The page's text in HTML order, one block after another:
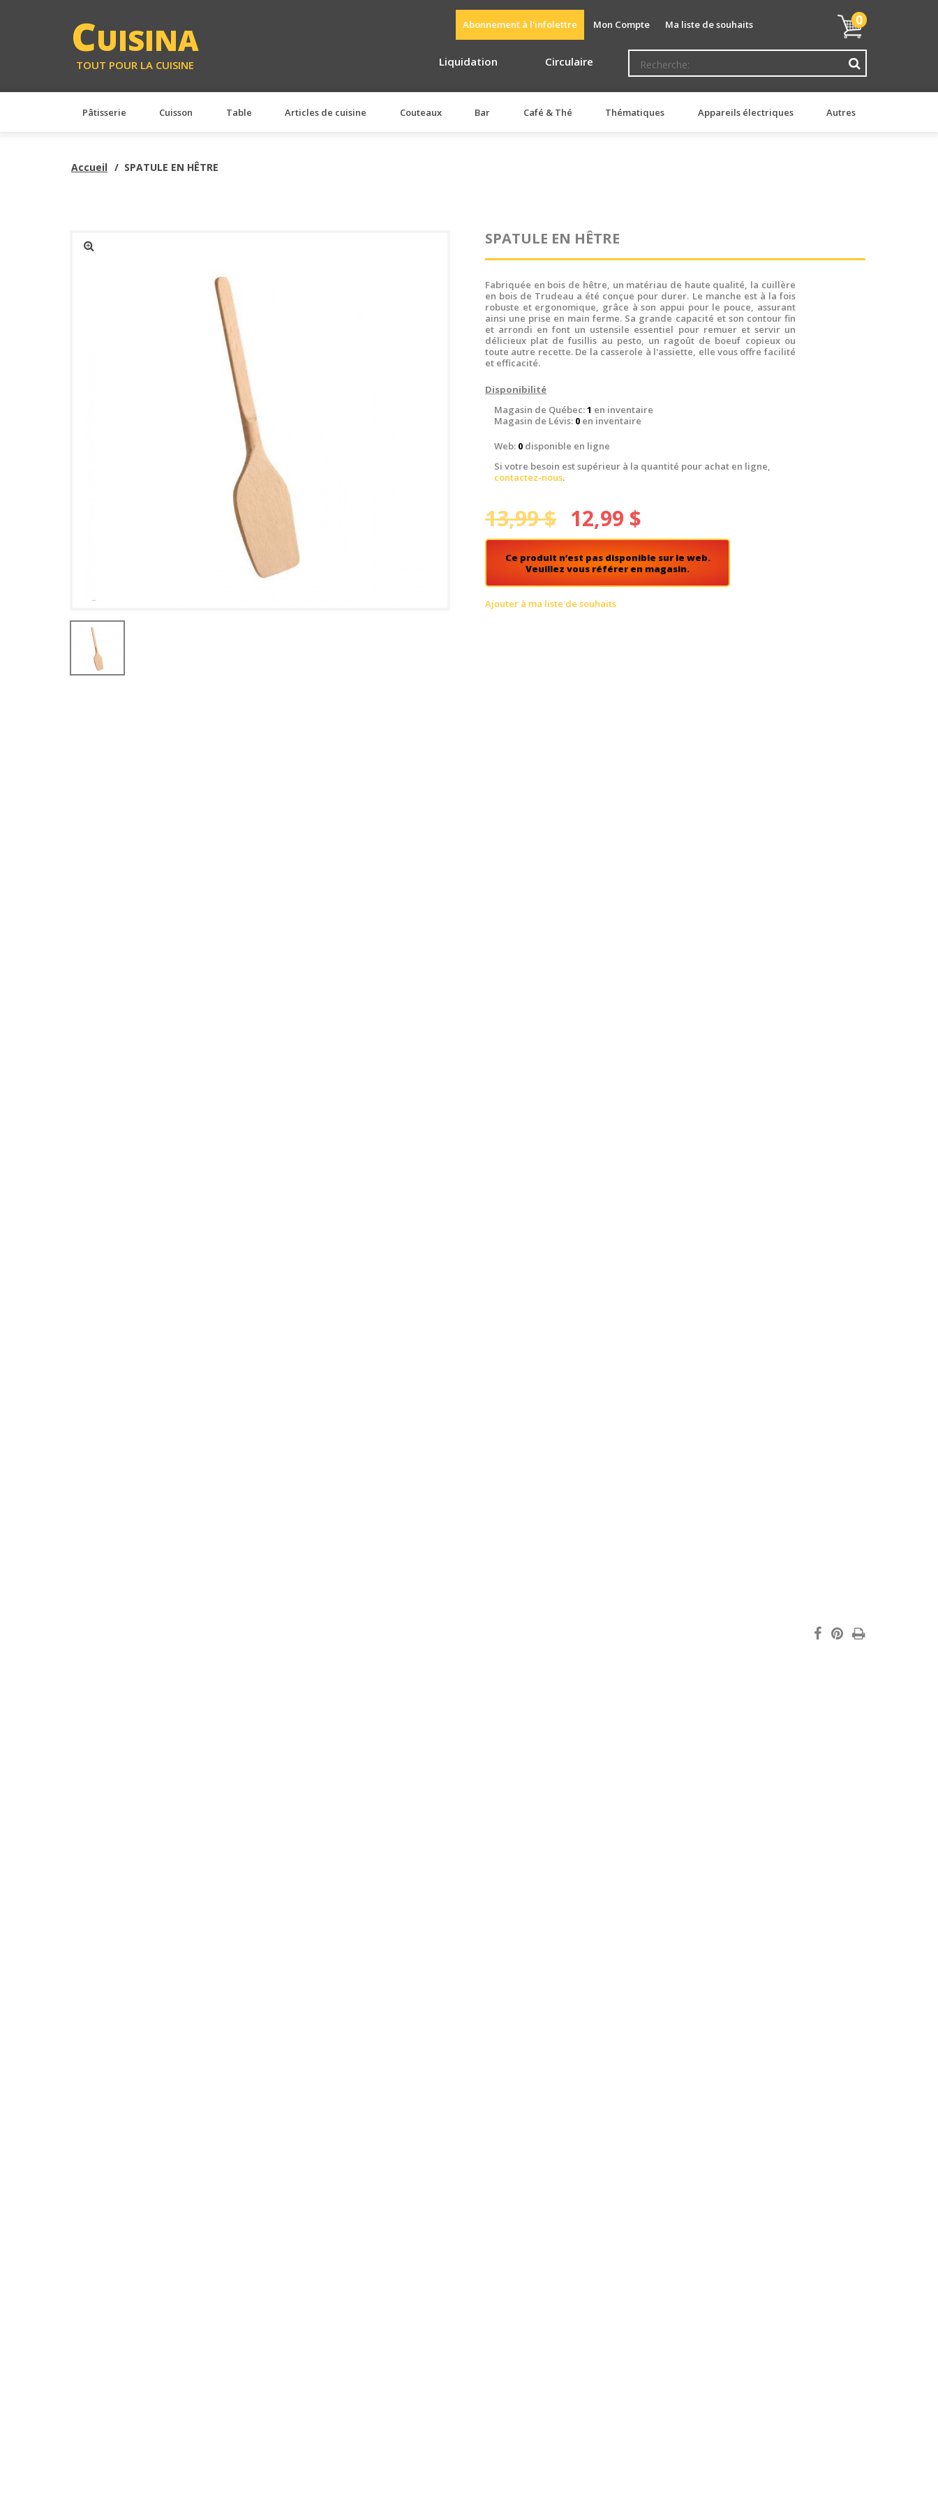
CUISINA
TOUT POUR LA CUISINE
Mon
panier
0
Abonnement à l'infolettre Mon Compte Ma liste de souhaits
Liquidation Circulaire
Pâtisserie Cuisson Table Articles de cuisine Couteaux Bar Café & Thé Thématiques Appareils électriques Autres
Accueil SPATULE EN HÊTRE
SPATULE EN HÊTRE
Fabriquée en bois de hêtre, un matériau de haute qualité, la cuillère
en bois de Trudeau a été conçue pour durer. Le manche est à la fois
robuste et ergonomique, grâce à son appui pour le pouce, assurant
ainsi une prise en main ferme. Sa grande capacité et son contour fin
et arrondi en font un ustensile essentiel pour remuer et servir un
délicieux plat de fusillis au pesto, un ragoût de boeuf copieux ou
toute autre recette. De la casserole à l'assiette, elle vous offre facilité
et efficacité.
Disponibilité
Magasin de Québec:1 en inventaire
Magasin de Lévis: 0 en inventaire
Web: 0 disponible en ligne
Si votre besoin est supérieur à la quantité pour achat en ligne,
contactez-nous.
13,99 $ 12,99 $
Ce produit n’est pas disponible sur le web.
Veuillez vous référer en magasin.
Ajouter à ma liste de souhaits